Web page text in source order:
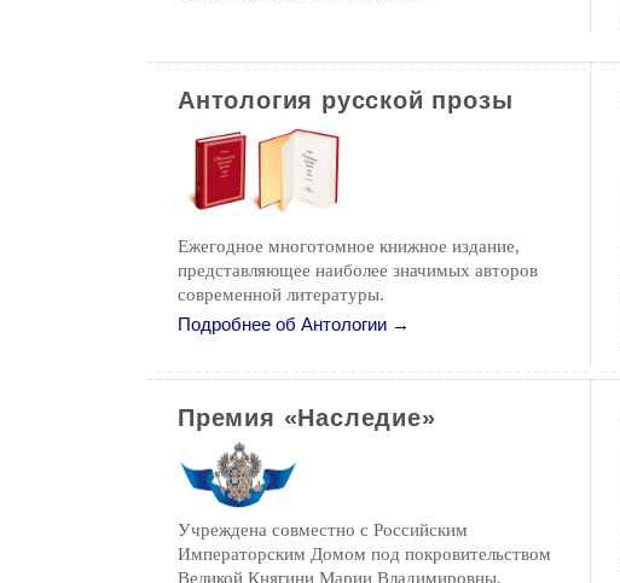
Антология русской прозы
Ежегодное многотомное книжное издание,
представляющее наиболее значимых авторов
современной литературы.
Подробнее об Антологии →
Премия «Наследие»
Учреждена совместно с Российским
Императорским Домом под покровительством
Великой Княгини Марии Владимировны.